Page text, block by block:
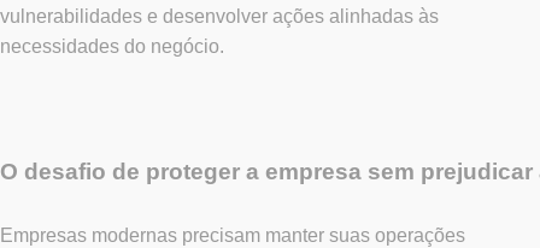
vulnerabilidades e desenvolver ações alinhadas às
necessidades do negócio.
O desafio de proteger a empresa sem prejudicar
Empresas modernas precisam manter suas operações